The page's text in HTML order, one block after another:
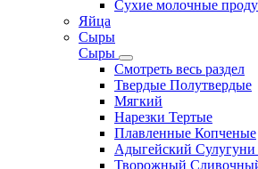
Сухие молочные
Яйца
Сыры
Сыры
Смотреть весь раздел
Твердые Полутвердые
Мягкий
Нарезки Тертые
Плавленные Копченые
Адыгейский Сулугуни
Творожный